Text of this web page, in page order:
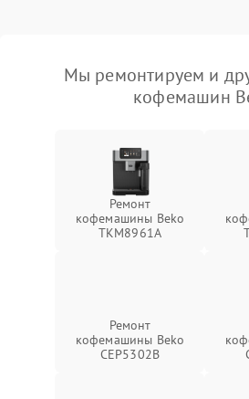
Мы ремонтируем и
кофемашин
Ремонт
кофемашины Beko
TKM8961A
Ремонт
кофемашины Beko
CEP5302B